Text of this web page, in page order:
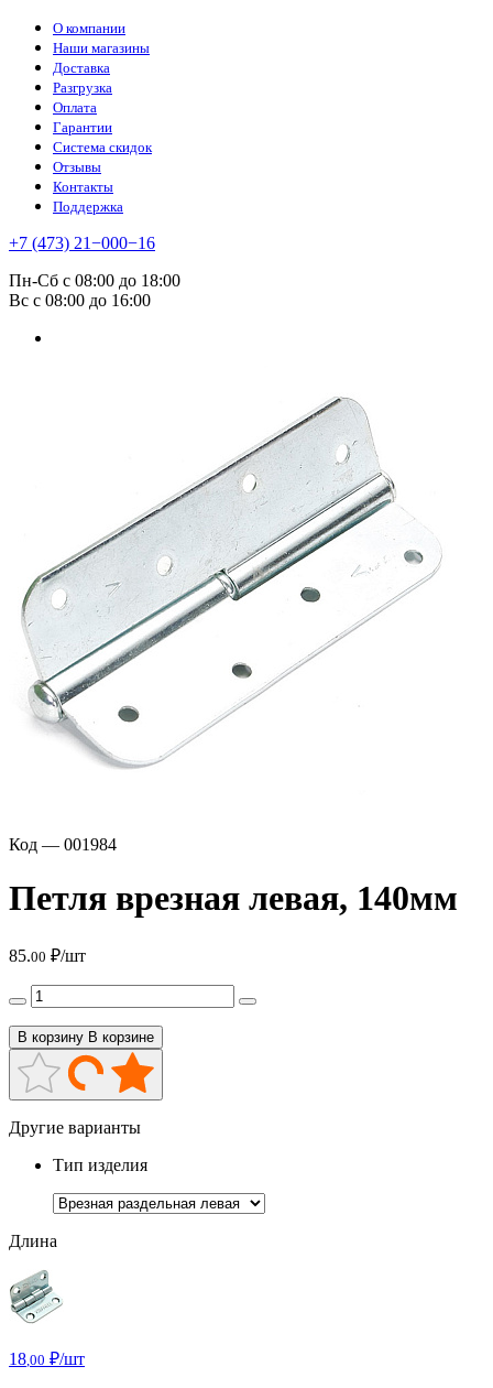
О компании
Наши магазины
Доставка
Разгрузка
Оплата
Гарантии
Система скидок
Отзывы
Контакты
Поддержка
+7 (473) 21−000−16
Пн-Сб с 08:00 до 18:00
Вс с 08:00 до 16:00
Код — 001984
Петля врезная левая, 140мм
85.00 ₽/шт
В корзину В корзине
Другие варианты
Тип изделия
Длина
18 ,00 ₽/шт